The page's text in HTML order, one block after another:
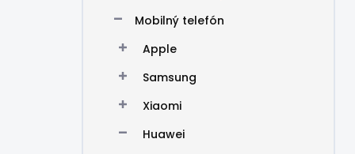
Mobilný telefón
Apple
Samsung
Xiaomi
Huawei